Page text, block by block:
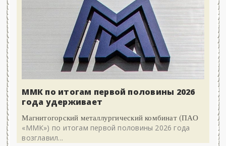
ММК по итогам первой половины 2026
года удерживает
Магнитогорский металлургический комбинат (ПАО
«ММК») по итогам первой половины 2026 года
возглавил...